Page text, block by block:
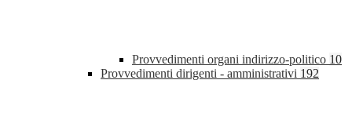
Provvedimenti organi indirizzo-politico 10
Provvedimenti dirigenti - amministrativi 192